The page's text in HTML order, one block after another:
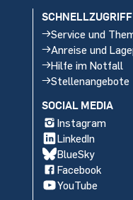
SCHNELLZUGRIFF
Service und
Anreise und
Hilfe im Notfall
Stellenangebote
SOCIAL MEDIA
Instagram
LinkedIn
BlueSky
Facebook
YouTube